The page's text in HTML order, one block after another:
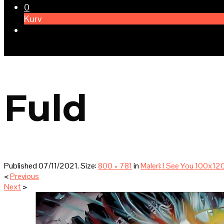
0
Kurv
Fuld
Published07/11/2021. Size:800 × 781 inMaleri: I See You
<Previous
Next>